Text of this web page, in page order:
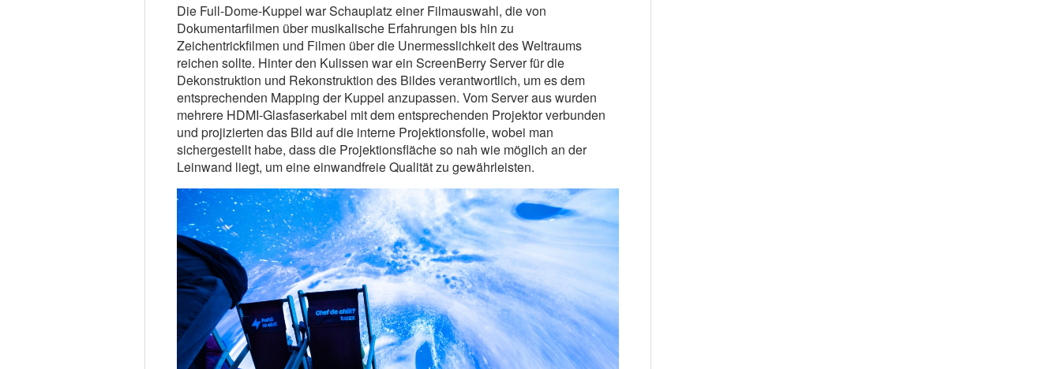
Die Full-Dome-Kuppel war Schauplatz einer Filmauswahl, die von
Dokumentarfilmen über musikalische Erfahrungen bis hin zu
Zeichentrickfilmen und Filmen über die Unermesslichkeit des Weltraums
reichen sollte. Hinter den Kulissen war ein ScreenBerry Server für die
Dekonstruktion und Rekonstruktion des Bildes verantwortlich, um es dem
entsprechenden Mapping der Kuppel anzupassen. Vom Server aus wurden
mehrere HDMI-Glasfaserkabel mit dem entsprechenden Projektor verbunden
und projizierten das Bild auf die interne Projektionsfolie, wobei man
sichergestellt habe, dass die Projektionsfläche so nah wie möglich an der
Leinwand liegt, um eine einwandfreie Qualität zu gewährleisten.